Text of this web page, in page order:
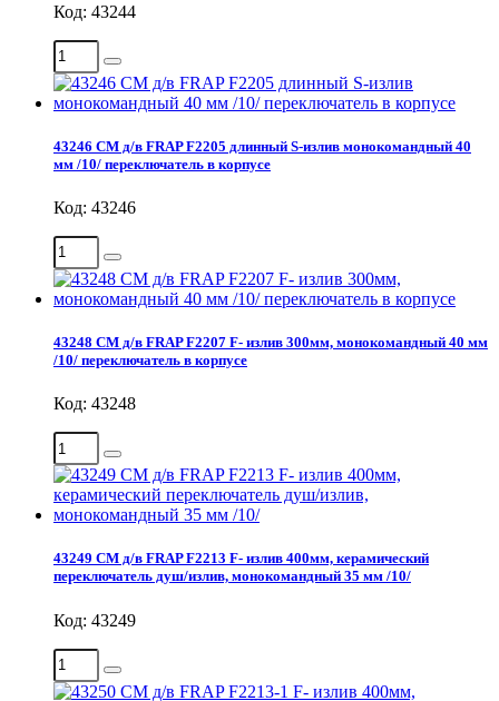
Код: 43244
43246 СМ д/в FRAP F2205 длинный S-излив монокомандный 40
мм /10/ переключатель в корпусе
Код: 43246
43248 СМ д/в FRAP F2207 F- излив 300мм, монокомандный 40 мм
/10/ переключатель в корпусе
Код: 43248
43249 СМ д/в FRAP F2213 F- излив 400мм, керамический
переключатель душ/излив, монокомандный 35 мм /10/
Код: 43249